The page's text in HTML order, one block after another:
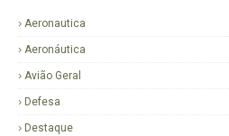
Aeronautica
Aeronáutica
Avião Geral
Defesa
Destaque